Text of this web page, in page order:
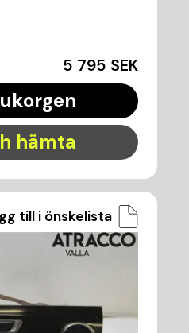
5 795 SEK
hämta
till i önskelista